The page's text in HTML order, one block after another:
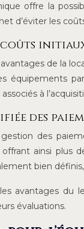
offre la
d’éviter les
avantages de la
équipements
à
des
des
ainsi plus
bien
avantages du
évaluations.